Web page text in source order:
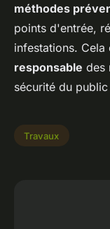
méthodes
points d'entrée,
infestations.
responsable des
sécurité du
Travaux